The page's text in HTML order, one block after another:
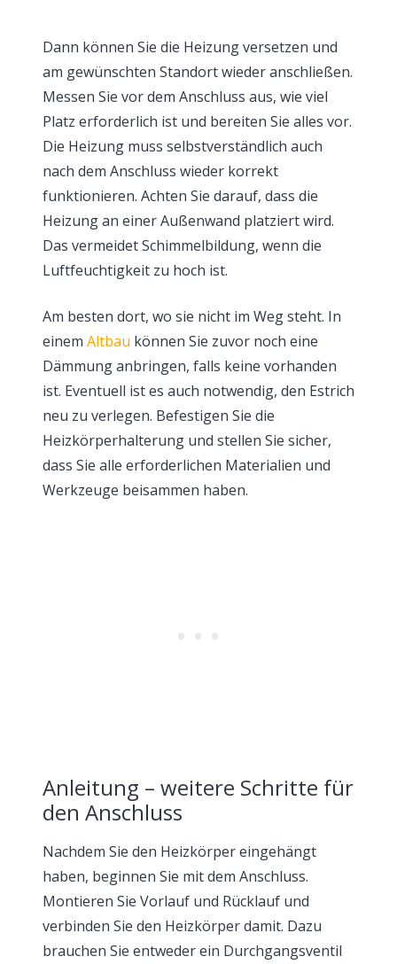
Dann können Sie die Heizung versetzen und
am gewünschten Standort wieder anschließen.
Messen Sie vor dem Anschluss aus, wie viel
Platz erforderlich ist und bereiten Sie alles vor.
Die Heizung muss selbstverständlich auch
nach dem Anschluss wieder korrekt
funktionieren. Achten Sie darauf, dass die
Heizung an einer Außenwand platziert wird.
Das vermeidet Schimmelbildung, wenn die
Luftfeuchtigkeit zu hoch ist.
Am besten dort, wo sie nicht im Weg steht. In
einem Altbau können Sie zuvor noch eine
Dämmung anbringen, falls keine vorhanden
ist. Eventuell ist es auch notwendig, den Estrich
neu zu verlegen. Befestigen Sie die
Heizkörperhalterung und stellen Sie sicher,
dass Sie alle erforderlichen Materialien und
Werkzeuge beisammen haben.
Anleitung – weitere Schritte für
den Anschluss
Nachdem Sie den Heizkörper eingehängt
haben, beginnen Sie mit dem Anschluss.
Montieren Sie Vorlauf und Rücklauf und
verbinden Sie den Heizkörper damit. Dazu
brauchen Sie entweder ein Durchgangsventil